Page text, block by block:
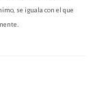
se iguala con el que